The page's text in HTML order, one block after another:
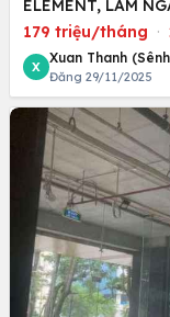
ELEMENT, LÀM
179 triệu/tháng ·
X
Xuan Thanh
Đăng 29/11/2025